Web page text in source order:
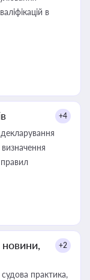
в
+4
новини,
+2
практика,